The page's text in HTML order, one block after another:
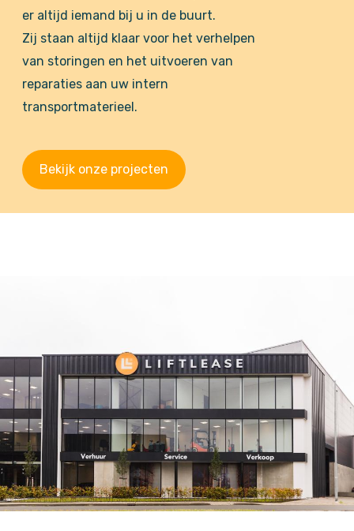
er altijd iemand bij u in de buurt.
Zij staan altijd klaar voor het verhelpen
van storingen en het uitvoeren van
reparaties aan uw intern
transportmaterieel.
Bekijk onze projecten